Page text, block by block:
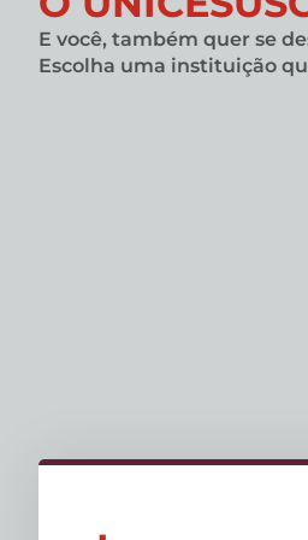
E você, também quer se
Escolha uma instituição